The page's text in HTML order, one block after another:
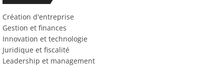
Création d'entreprise
Gestion et finances
Innovation et technologie
Juridique et fiscalité
Leadership et management